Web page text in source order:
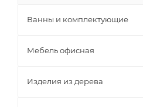
Ванны и комплектующие
Мебель офисная
Изделия из дерева